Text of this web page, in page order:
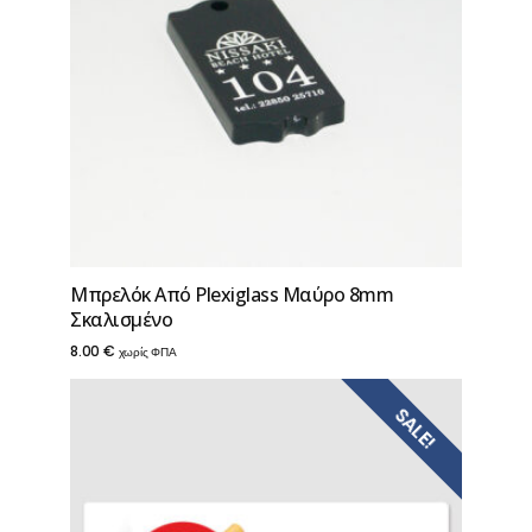
Μπρελόκ Από Ρlexiglass Μαύρο 8mm
Σκαλισμένο
8.00 € χωρίς ΦΠΑ
SALE!